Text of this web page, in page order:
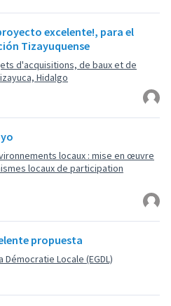
excelente!, para el
Tizayuquense
d'acquisitions, de baux et de
Hidalgo
locaux : mise en œuvre
locaux de participation
propuesta
Locale (EGDL)